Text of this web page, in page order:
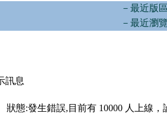
－最近版
－最近瀏
訊息
狀態:發生錯誤,目前有 10000 人上線